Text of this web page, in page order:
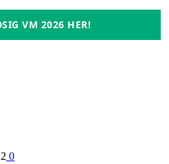
VM 2026 HER!
0